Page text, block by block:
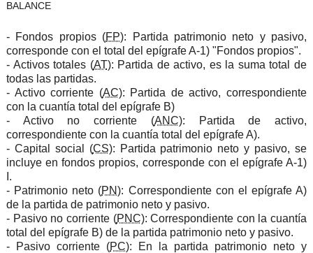
BALANCE
- Fondos propios (FP): Partida patrimonio neto y pasivo,
corresponde con el total del epígrafe A-1) "Fondos propios".
- Activos totales (AT): Partida de activo, es la suma total de
todas las partidas.
- Activo corriente (AC): Partida de activo, correspondiente
con la cuantía total del epígrafe B)
- Activo no corriente (ANC): Partida de activo,
correspondiente con la cuantía total del epígrafe A).
- Capital social (CS): Partida patrimonio neto y pasivo, se
incluye en fondos propios, corresponde con el epígrafe A-1)
I.
- Patrimonio neto (PN): Correspondiente con el epígrafe A)
de la partida de patrimonio neto y pasivo.
- Pasivo no corriente (PNC): Correspondiente con la cuantía
total del epígrafe B) de la partida patrimonio neto y pasivo.
- Pasivo corriente (PC): En la partida patrimonio neto y